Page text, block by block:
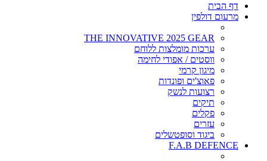
דף הבית
מרעום דולפין
THE INNOVATIVE 2025 GEAR
ערכות מומלצות ללוחם
ווסטים / אפודי לחימה
מיגון קרמי
פאוצ'ים ופונדות
רצועות לנשק
תיקים
פקלים
עזרים
ביגוד וסופטשלים
F.A.B DEFENCE